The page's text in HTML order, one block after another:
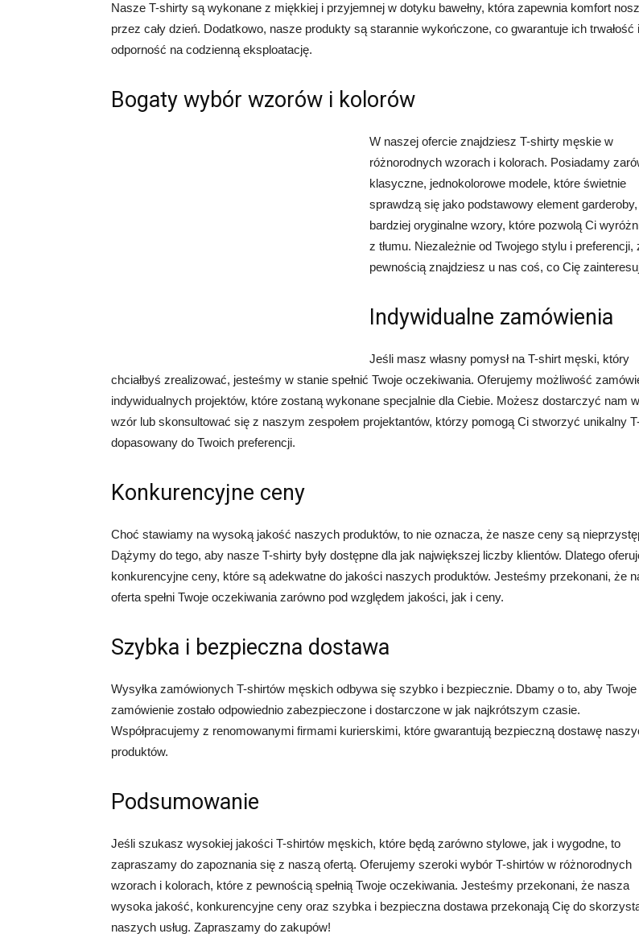
Nasze T-shirty są wykonane z miękkiej i przyjemnej w dotyku bawełny, która zapewnia komfort
przez cały dzień. Dodatkowo, nasze produkty są starannie wykończone, co gwarantuje ich trwałość i
odporność na codzienną eksploatację.
Bogaty wybór wzorów i kolorów
W naszej ofercie znajdziesz T-shirty męskie w
różnorodnych wzorach i kolorach. Posiadamy
klasyczne, jednokolorowe modele, które świetnie
sprawdzą się jako podstawowy element
bardziej oryginalne wzory, które pozwolą Ci
z tłumu. Niezależnie od Twojego stylu i preferencji,
pewnością znajdziesz u nas coś, co Cię
Indywidualne zamówienia
Jeśli masz własny pomysł na T-shirt męski, który
chciałbyś zrealizować, jesteśmy w stanie spełnić Twoje oczekiwania. Oferujemy możliwość
indywidualnych projektów, które zostaną wykonane specjalnie dla Ciebie. Możesz dostarczyć nam
wzór lub skonsultować się z naszym zespołem projektantów, którzy pomogą Ci stworzyć unikalny
dopasowany do Twoich preferencji.
Konkurencyjne ceny
Choć stawiamy na wysoką jakość naszych produktów, to nie oznacza, że nasze ceny są
Dążymy do tego, aby nasze T-shirty były dostępne dla jak największej liczby klientów. Dlatego
konkurencyjne ceny, które są adekwatne do jakości naszych produktów. Jesteśmy przekonani, że
oferta spełni Twoje oczekiwania zarówno pod względem jakości, jak i ceny.
Szybka i bezpieczna dostawa
Wysyłka zamówionych T-shirtów męskich odbywa się szybko i bezpiecznie. Dbamy o to, aby Twoje
zamówienie zostało odpowiednio zabezpieczone i dostarczone w jak najkrótszym czasie.
Współpracujemy z renomowanymi firmami kurierskimi, które gwarantują bezpieczną dostawę
produktów.
Podsumowanie
Jeśli szukasz wysokiej jakości T-shirtów męskich, które będą zarówno stylowe, jak i wygodne, to
zapraszamy do zapoznania się z naszą ofertą. Oferujemy szeroki wybór T-shirtów w różnorodnych
wzorach i kolorach, które z pewnością spełnią Twoje oczekiwania. Jesteśmy przekonani, że nasza
wysoka jakość, konkurencyjne ceny oraz szybka i bezpieczna dostawa przekonają Cię do
naszych usług. Zapraszamy do zakupów!